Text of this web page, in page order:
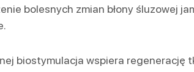
bolesnych zmian błony śluzowej
biostymulacja wspiera regenerację